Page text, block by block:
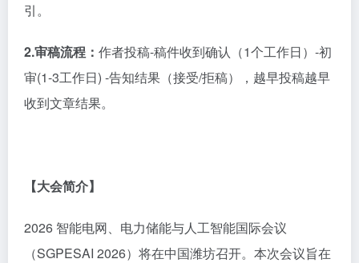
引。
2.审稿流程： 作者投稿-稿件收到确认（1个工作日）-初
审(1-3工作日) -告知结果（接受/拒稿），越早投稿越早
收到文章结果。
【大会简介】
2026 智能电网、电力储能与人工智能国际会议
（SGPESAI 2026）将在中国潍坊召开。本次会议旨在